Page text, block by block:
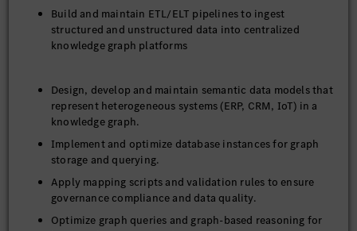
Build and maintain ETL/ELT pipelines to ingest
structured and unstructured data into centralized
knowledge graph platforms
Design, develop and maintain semantic data models that
represent heterogeneous systems (ERP, CRM, IoT) in a
knowledge graph.
Implement and optimize database instances for graph
storage and querying.
Apply mapping scripts and validation rules to ensure
governance compliance and data quality.
Optimize graph queries and graph-based reasoning for